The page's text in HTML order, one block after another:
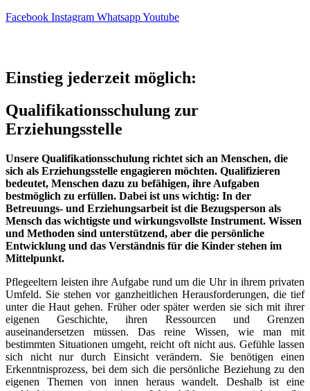
Facebook Instagram WhatsappYoutube
Einstieg jederzeit möglich:
Qualifikationsschulung zur
Erziehungsstelle
Unsere Qualifikationsschulung richtet sich an Menschen, die
sich als Erziehungsstelle engagieren möchten. Qualifizieren
bedeutet, Menschen dazu zu befähigen, ihre Aufgaben
bestmöglich zu erfüllen. Dabei ist uns wichtig: In der
Betreuungs- und Erziehungsarbeit ist die Bezugsperson als
Mensch das wichtigste und wirkungsvollste Instrument. Wissen
und Methoden sind unterstützend, aber die persönliche
Entwicklung und das Verständnis für die Kinder stehen im
Mittelpunkt.
Pflegeeltern leisten ihre Aufgabe rund um die Uhr in ihrem privaten
Umfeld. Sie stehen vor ganzheitlichen Herausforderungen, die tief
unter die Haut gehen. Früher oder später werden sie sich mit ihrer
eigenen Geschichte, ihren Ressourcen und Grenzen
auseinandersetzen müssen. Das reine Wissen, wie man mit
bestimmten Situationen umgeht, reicht oft nicht aus. Gefühle lassen
sich nicht nur durch Einsicht verändern. Sie benötigen einen
Erkenntnisprozess, bei dem sich die persönliche Beziehung zu den
eigenen Themen von innen heraus wandelt. Deshalb ist eine